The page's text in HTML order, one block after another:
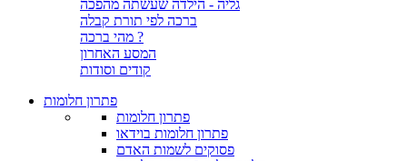
גליה - הילדה שעשתה מהפכה
ברכה לפי תורת קבלה
מהי ברכה ?
המסע האחרון
קודים וסודות
פתרון חלומות
פתרון חלומות
פתרון חלומות בוידאו
פסוקים לשמות האדם